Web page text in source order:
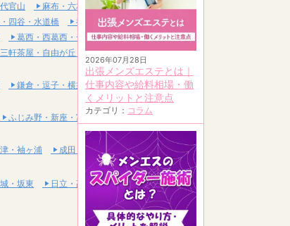
2026年07月28日
出張メンズエステとは｜
仕事内容や給料相場・働
くメリットと注意点
カテゴリ： コラム
官山
麻布・六本木・赤坂
四谷・水道橋
神田・秋葉原・浅草橋
葛西・西葛西・一之江
三軒茶屋・自由が丘・二子玉川
鎌倉・逗子・横須賀
ふじみ野・新座・富士見
・袖ヶ浦
成田・富里・印西
・坂東
日立・高萩・常陸太田